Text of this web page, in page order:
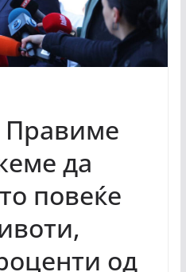
да
повеќе
од